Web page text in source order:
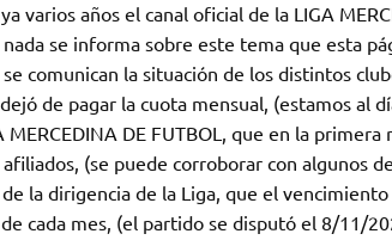
varios años el canal oficial de la LIGA
se informa sobre este tema que esta
comunican la situación de los distintos
de pagar la cuota mensual, (estamos al
MERCEDINA DE FUTBOL, que en la
afiliados, (se puede corroborar con algunos
la dirigencia de la Liga, que el
cada mes, (el partido se disputó el 8/11/